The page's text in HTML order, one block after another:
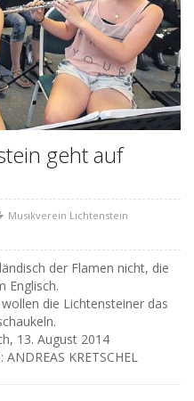
geht auf
Musikverein Lichtenstein
der Flamen nicht, die
Englisch.
die Lichtensteiner das
13. August 2014
KRETSCHEL